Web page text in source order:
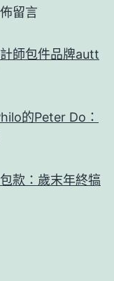
留言
師包件品牌autt
的Peter Do：
款：歲末年終犒